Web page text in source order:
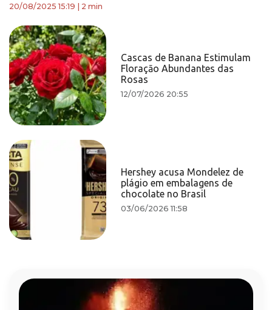
20/08/2025 15:19 2 min
Cascas de Banana Estimulam
Floraçāo Abundantes das
Rosas
12/07/2026 20:55
Hershey acusa Mondelez de
plágio em embalagens de
chocolate no Brasil
03/06/2026 11:58